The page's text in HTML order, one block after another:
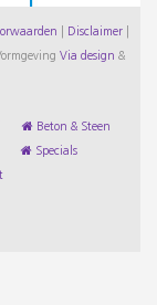
Disclaimer
Via design &
Beton & Steen
Specials